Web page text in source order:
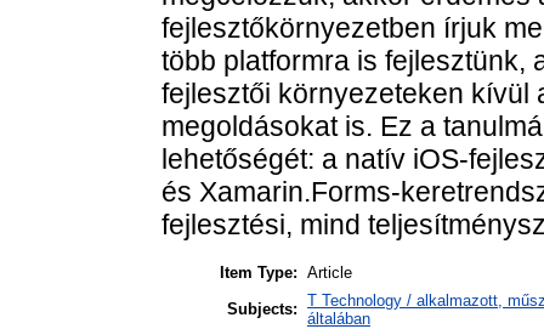
fejlesztőkörnyezetben írjuk
több platformra is fejlesztünk,
fejlesztői környezeteken kívül
megoldásokat is. Ez a
lehetőségét: a natív iOS-
és Xamarin.Forms-
fejlesztési, mind
Item Type: Article
Subjects: T Technology / alkalmazott,
általában